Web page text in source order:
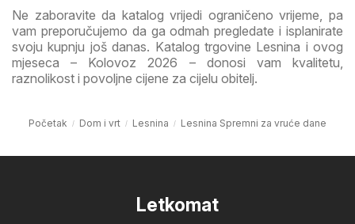
Ne zaboravite da katalog vrijedi ograničeno vrijeme, pa
vam preporučujemo da ga odmah pregledate i isplanirate
svoju kupnju još danas. Katalog trgovine Lesnina i ovog
mjeseca – Kolovoz 2026 – donosi vam kvalitetu,
raznolikost i povoljne cijene za cijelu obitelj.
Početak Dom i vrt Lesnina Lesnina Spremni za vruće dane
Letkomat